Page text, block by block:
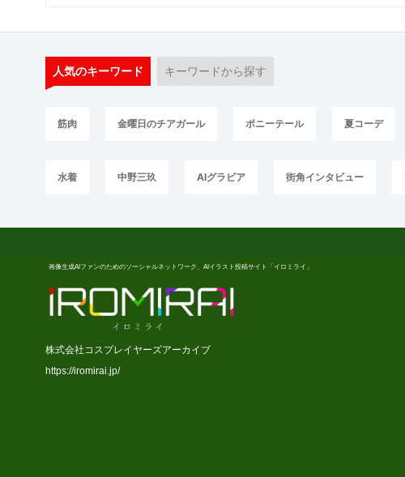
人気のキーワード キーワードから探す
筋肉 金曜日のチアガール ポニーテール 夏コーデ
水着 中野三玖 AIグラビア 街角インタビュー
画像生成AIファンのためのソーシャルネットワーク、AIイラスト投稿サイト「イロミライ」
株式会社コスプレイヤーズアーカイブ
https://iromirai.jp/